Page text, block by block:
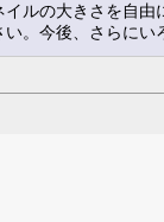
イルの大きさを自
い。今後、さらに